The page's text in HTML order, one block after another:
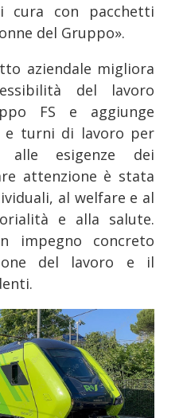
cura con pacchetti
del Gruppo».
aziendale migliora
del lavoro
FS e aggiunge
e turni di lavoro per
alle esigenze dei
attenzione è stata
al welfare e al
e alla salute.
impegno concreto
del lavoro e il